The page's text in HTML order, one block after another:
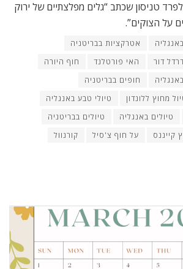
טניסון שכתב “גלים מפלצתיים של ירוק
על הצוקים”.
אטרקציות בבריטניה
דרדל דור האי פורטלנד
חוף היורה
חופים בבריטניה
מחוץ ללונדון
טיולי טבע באנגליה
טיולים באנגליה
טיולים בבריטניה
קייננס על חוף צ'סיל
קורנוול